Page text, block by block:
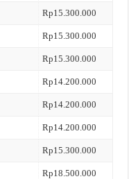
Rp15.300.000
Rp15.300.000
Rp15.300.000
Rp14.200.000
Rp14.200.000
Rp14.200.000
Rp15.300.000
Rp18.500.000